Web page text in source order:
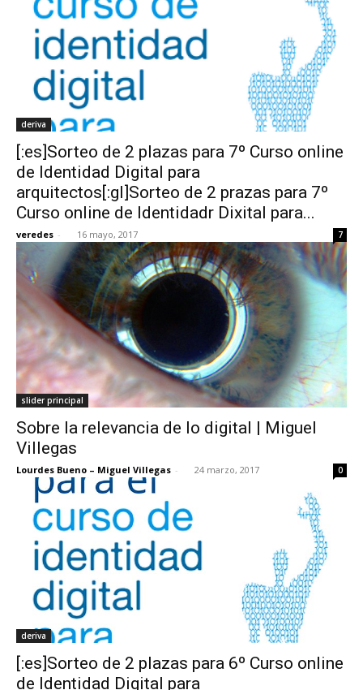
deriva
[:es]Sorteo de 2 plazas para 7º Curso online
de Identidad Digital para
arquitectos[:gl]Sorteo de 2 prazas para 7º
Curso online de Identidadr Dixital para...
veredes - 16 mayo, 2017 7
slider principal
Sobre la relevancia de lo digital | Miguel
Villegas
Lourdes Bueno – Miguel Villegas - 24 marzo, 2017 0
deriva
[:es]Sorteo de 2 plazas para 6º Curso online
de Identidad Digital para